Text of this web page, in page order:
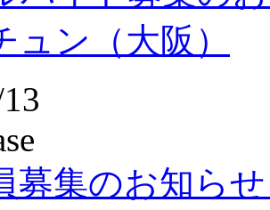
ュン（大阪）
募集のお知ら